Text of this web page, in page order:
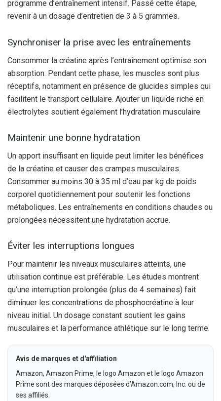
programme d’entraînement intensif. Passé cette étape,
revenir à un dosage d’entretien de 3 à 5 grammes.
Synchroniser la prise avec les entraînements
Consommer la créatine après l’entraînement optimise son
absorption. Pendant cette phase, les muscles sont plus
réceptifs, notamment en présence de glucides simples qui
facilitent le transport cellulaire. Ajouter un liquide riche en
électrolytes soutient également l’hydratation musculaire.
Maintenir une bonne hydratation
Un apport insuffisant en liquide peut limiter les bénéfices
de la créatine et causer des crampes musculaires.
Consommer au moins 30 à 35 ml d’eau par kg de poids
corporel quotidiennement pour soutenir les fonctions
métaboliques. Les entraînements en conditions chaudes ou
prolongées nécessitent une hydratation accrue.
Éviter les interruptions longues
Pour maintenir les niveaux musculaires atteints, une
utilisation continue est préférable. Les études montrent
qu’une interruption prolongée (plus de 4 semaines) fait
diminuer les concentrations de phosphocréatine à leur
niveau initial. Un dosage constant soutient les gains
musculaires et la performance athlétique sur le long terme.
Avis de marques et d'affiliation
Amazon, Amazon Prime, le logo Amazon et le logo Amazon
Prime sont des marques déposées d’Amazon.com, Inc. ou de
ses affiliés.